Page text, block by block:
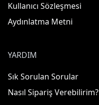
Kullanıcı Sözleşmesi
Aydınlatma Metni
YARDIM
Sık Sorulan Sorular
Nasıl Sipariş Verebilirim?